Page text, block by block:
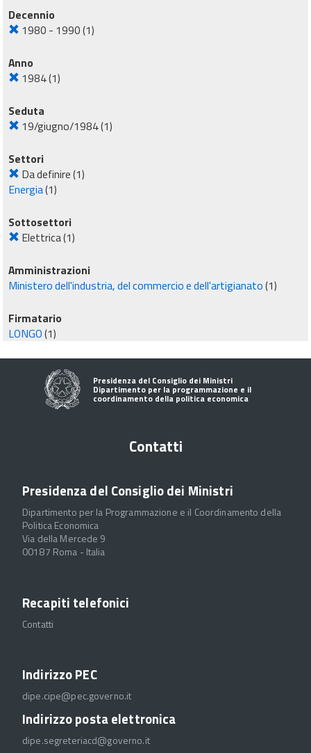
Decennio
1980 - 1990(1)
Anno
1984(1)
Seduta
19/giugno/1984(1)
Settori
Da definire(1)
Energia(1)
Sottosettori
Elettrica(1)
Amministrazioni
Ministero dell'industria, del commercio e dell'artigianato(1)
Firmatario
LONGO(1)
Presidenza del Consiglio dei Ministri
Dipartimento per la programmazione e il
coordinamento della politica economica
Contatti
Presidenza del Consiglio dei Ministri
Dipartimento per la Programmazione e il Coordinamento della
Politica Economica
Via della Mercede 9
00187 Roma - Italia
Recapiti telefonici
Contatti
Indirizzo PEC
dipe.cipe@pec.governo.it
Indirizzo posta elettronica
dipe.segreteriacd@governo.it